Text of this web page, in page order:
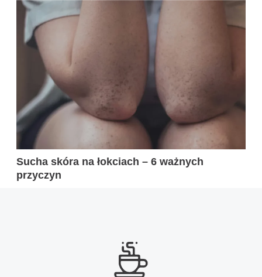
Sucha skóra na łokciach – 6 ważnych
przyczyn